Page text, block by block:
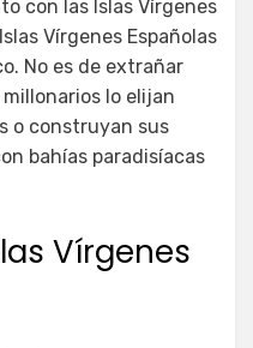
con las Islas Vírgenes
Vírgenes Españolas
No es de extrañar
lo elijan
o construyan sus
bahías paradisíacas
Vírgenes